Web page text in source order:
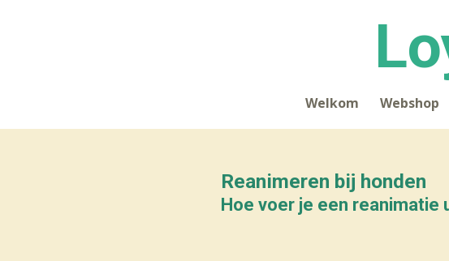
Welkom Webshop
Reanimeren bij honden
Hoe voer je een reanimatie